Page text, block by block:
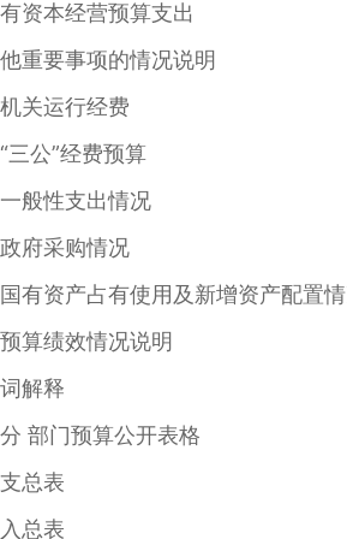
本经营预算支出
要事项的情况说明
运行经费
公”经费预算
性支出情况
采购情况
资产占有使用及新增资产配置
绩效情况说明
解释
部门预算公开表格
总表
总表